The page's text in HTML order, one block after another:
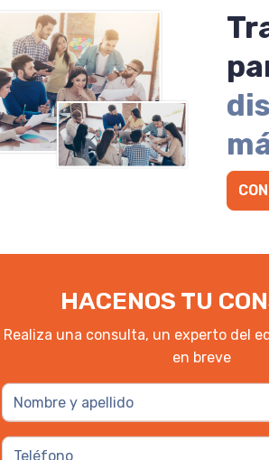
HACENOS TU
Realiza una consulta, un experto del
en breve